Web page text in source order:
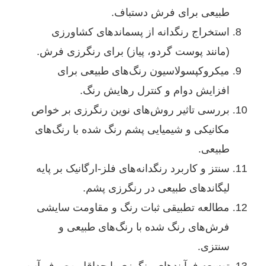
طبیعی برای فرش دستباف.
استخراج رنگدانه از پسماندهای کشاورزی
(مانند پوست گردو، پیاز) برای رنگرزی فرش.
میکروکپسولاسیون رنگ‌های طبیعی برای
افزایش دوام و کنترل رهایش رنگ.
بررسی تاثیر روش‌های نوین رنگرزی بر خواص
مکانیکی و شیمیایی پشم رنگ شده با رنگ‌های
طبیعی.
سنتز و کاربرد رنگدانه‌های فلز-ارگانیک بر پایه
لیگاند‌های طبیعی در رنگرزی پشم.
مطالعه تطبیقی ثبات رنگ و مقاومت سایشی
فرش‌های رنگ شده با رنگ‌های طبیعی و
سنتزی.